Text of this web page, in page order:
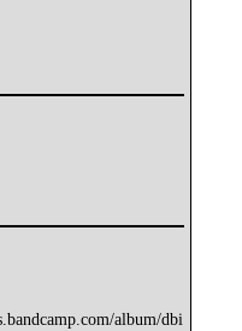
album/dbi